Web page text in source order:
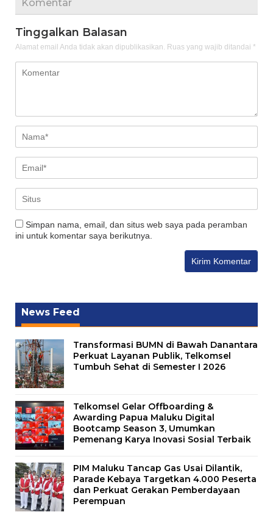
Komentar
Tinggalkan Balasan
Alamat email Anda tidak akan dipublikasikan. Ruas yang wajib ditandai *
Simpan nama, email, dan situs web saya pada peramban
ini untuk komentar saya berikutnya.
News Feed
Transformasi BUMN di Bawah Danantara
Perkuat Layanan Publik, Telkomsel
Tumbuh Sehat di Semester I 2026
Telkomsel Gelar Offboarding &
Awarding Papua Maluku Digital
Bootcamp Season 3, Umumkan
Pemenang Karya Inovasi Sosial Terbaik
PIM Maluku Tancap Gas Usai Dilantik,
Parade Kebaya Targetkan 4.000 Peserta
dan Perkuat Gerakan Pemberdayaan
Perempuan